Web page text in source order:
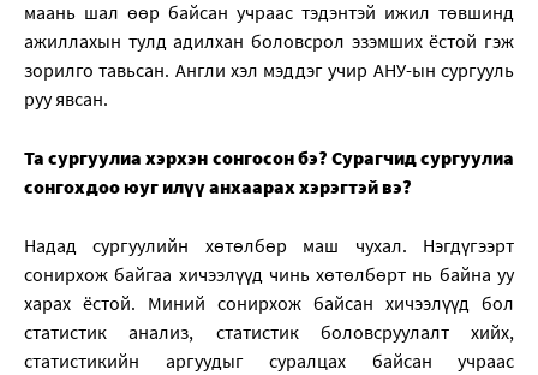
маань шал өөр байсан учраас тэдэнтэй ижил төвшинд
ажиллахын тулд адилхан боловсрол эзэмших ёстой гэж
зорилго тавьсан. Англи хэл мэддэг учир АНУ-ын сургууль
руу явсан.
Та сургуулиа хэрхэн сонгосон бэ? Сурагчид сургуулиа
сонгохдоо юуг илүү анхаарах хэрэгтэй вэ?
Надад сургуулийн хөтөлбөр маш чухал. Нэгдүгээрт
сонирхож байгаа хичээлүүд чинь хөтөлбөрт нь байна уу
харах ёстой. Миний сонирхож байсан хичээлүүд бол
статистик анализ, статистик боловсруулалт хийх,
статистикийн аргуудыг суралцах байсан учраас